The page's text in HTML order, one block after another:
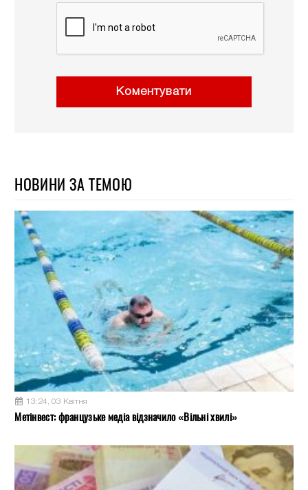
Коментувати
НОВИНИ ЗА ТЕМОЮ
13:24, 03 Квітня
Метінвест: французьке медіа відзначило «Вільні хвилі»